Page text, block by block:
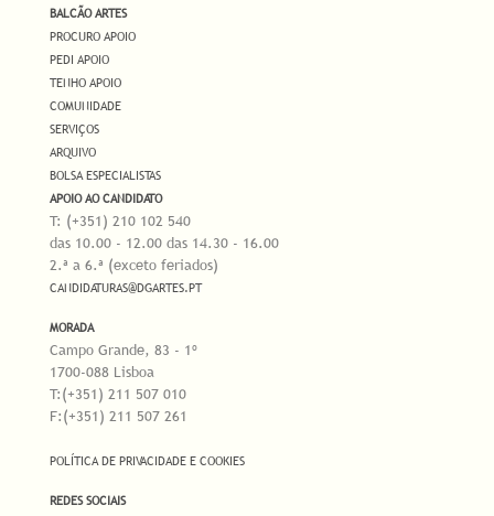
BALCÃO ARTES
PROCURO APOIO
PEDI APOIO
TENHO APOIO
COMUNIDADE
SERVIÇOS
ARQUIVO
BOLSA ESPECIALISTAS
APOIO AO CANDIDATO
T: (+351) 210 102 540
das 10.00 - 12.00 das 14.30 - 16.00
2.ª a 6.ª (exceto feriados)
CANDIDATURAS@DGARTES.PT
MORADA
Campo Grande, 83 - 1º
1700-088 Lisboa
T:(+351) 211 507 010
F:(+351) 211 507 261
POLÍTICA DE PRIVACIDADE E COOKIES
REDES SOCIAIS